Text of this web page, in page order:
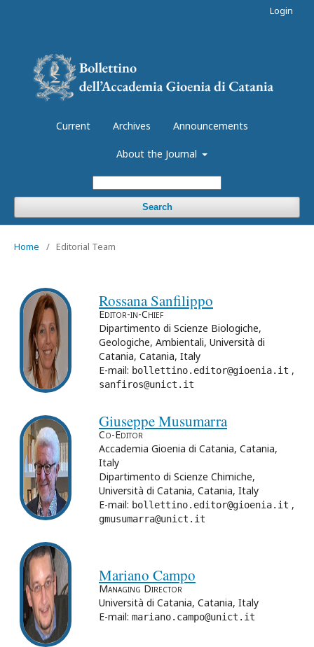
Current Archives Announcements
About the Journal
Search
Login
Home / Editorial Team
Rossana Sanfilippo
Editor-in-Chief
Dipartimento di Scienze Biologiche,
Geologiche, Ambientali, Università di
Catania, Catania, Italy
E-mail: bollettino.editor@gioenia.it ,
sanfiros@unict.it
Giuseppe Musumarra
Co-Editor
Accademia Gioenia di Catania, Catania,
Italy
Dipartimento di Scienze Chimiche,
Università di Catania, Catania, Italy
E-mail: bollettino.editor@gioenia.it ,
gmusumarra@unict.it
Mariano Campo
Managing Director
Università di Catania, Catania, Italy
E-mail: mariano.campo@unict.it